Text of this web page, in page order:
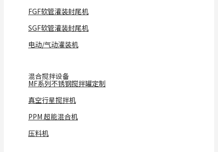
FGF软管灌装封尾机
SGF软管灌装封尾机
电动/气动灌装机
混合搅拌设备
MF系列不锈钢搅拌罐定制
真空行星搅拌机
PPM 超能混合机
压料机